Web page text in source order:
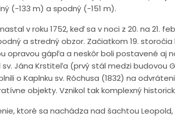
(-133 m) a spodný (-151 m).
v roku 1752, keď sa v noci z 20. na 21.
a stredný obzor. Začiatkom 19.
opravou gápľa a neskôr boli postavené aj
Jána Krstiteľa (prvý stál medzi budovou
o Kaplnku sv. Róchusa (1832) na
objekty. Vznikol tak komplexný
ktoré sa nachádza nad šachtou